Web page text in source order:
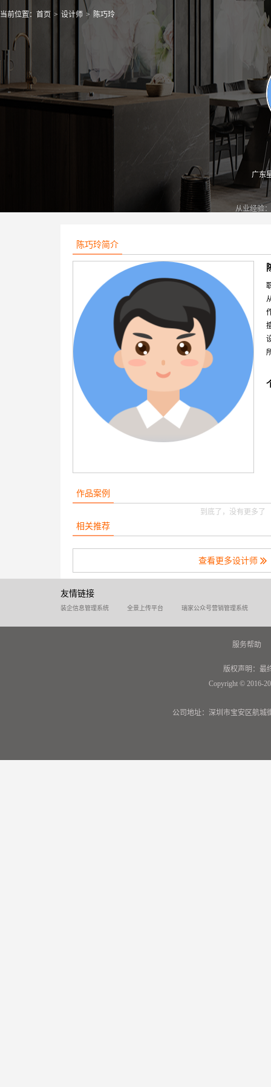
当前位置： 首页 > 设计师 > 陈巧玲
广东
从业经验：
陈巧玲简介
作品案例
到底了，没有更多了
相关推荐
查看更多设计师
友情链接
装企信息管理系统 全景上传平台 瑞家公众号营销管理系统
服务帮助
版权声明：最
Copyright © 2016-
公司地址：深圳市宝安区航城